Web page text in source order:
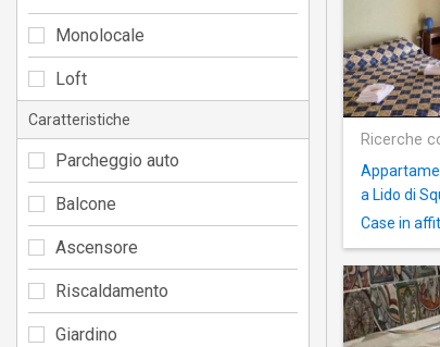
Ricerche
a Lido di
Case in
Monolocale
Loft
Caratteristiche
Parcheggio auto
Balcone
Ascensore
Riscaldamento
Giardino